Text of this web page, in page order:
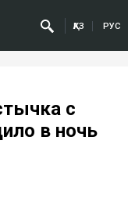
ҚАЗ РУС
с
в ночь